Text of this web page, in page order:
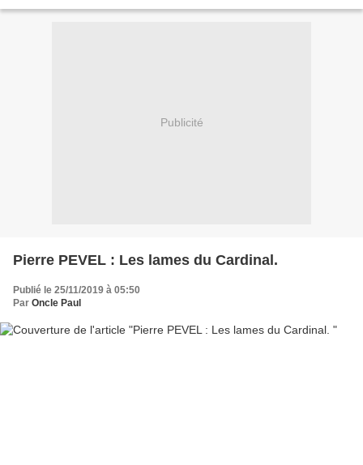
Publicité
Pierre PEVEL : Les lames du Cardinal.
Publié le 25/11/2019 à 05:50
Par Oncle Paul